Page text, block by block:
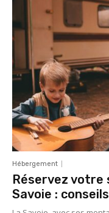
Hébergement
Réservez votre
Savoie :